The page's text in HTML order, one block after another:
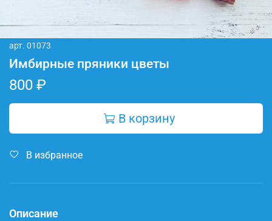
арт. 01073
Имбирные пряники цветы
800 ₽
В корзину
В избранное
Описание